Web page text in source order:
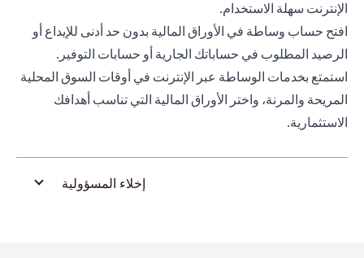
الإنترنت سهلة الاستخدام.
افتح حساب وساطة في الأوراق المالية بدون حد أدنى للإيداع أو
الرصيد المطلوب في حساباتك الجارية أو حسابات التوفير.
استمتع بخدمات الوساطة عبر الإنترنت في أوقات السوق المحلية
المريحة والمرنة، واختر الأوراق المالية التي تناسب أهدافك
الاستثمارية.
إخلاء المسؤولية